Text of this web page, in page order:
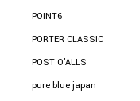
POINT6
PORTER CLASSIC
POST O'ALLS
pure blue japan